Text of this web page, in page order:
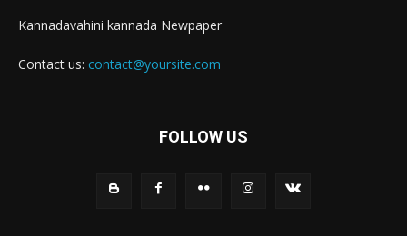
Kannadavahini kannada Newpaper
Contact us: contact@yoursite.com
FOLLOW US